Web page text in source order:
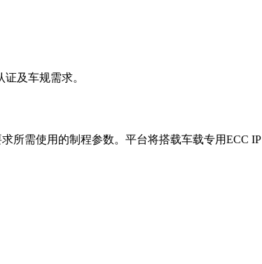
及车规需求。
所需使用的制程参数。平台将搭载车载专用ECC IP